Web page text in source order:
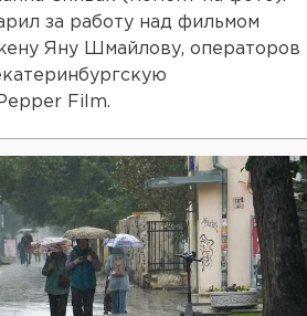
за работу над фильмом
Яну Шмайлову, операторов
Film.